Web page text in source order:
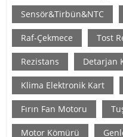
Sensör&Tirbün&NTC
Raf-Çekmece Tost
Rezistans Detarjan
Klima Elektronik Kart
Fırın Fan Motoru
Motor Kömürü